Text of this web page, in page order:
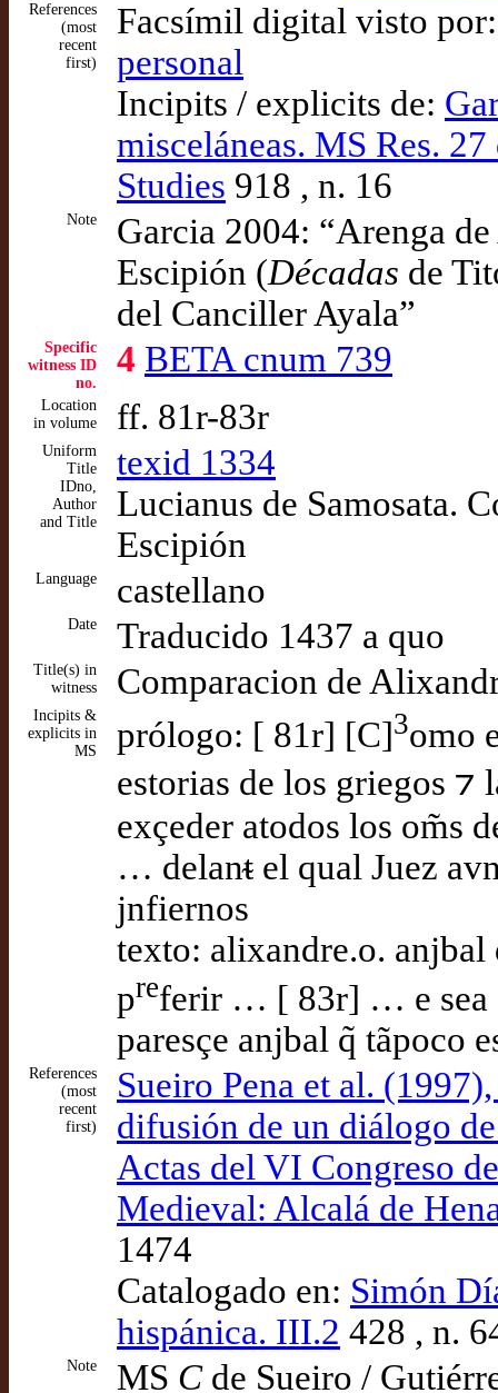
References
(most
recent
first)
Facsímil digital visto
personal
Incipits / explicits de:
misceláneas. MS Res.
Studies 918 , n. 16
Note
Garcia 2004: “Arenga
Escipión (Décadas de
del Canciller Ayala”
Specific
witness ID
no.
4 BETA cnum 739
Location
in volume
ff. 81r-83r
Uniform
Title
IDno,
Author
and Title
texid 1334
Lucianus de Samosata.
Escipión
Language castellano
Date Traducido 1437 a quo
Title(s) in
witness
Comparacion de
Incipits &
explicits in
MS
prólogo: [ 81r] [C]3omo
estorias de los griegos ⁊
exçeder atodos los om̃s
… delanᵵ el qual Juez
jnfiernos
texto: alixandre.o. anjbal
preferir … [ 83r] … e sea
paresçe anjbal q̃ tãpoco
References
(most
recent
first)
Sueiro Pena et al.
difusión de un diálogo
Actas del VI Congreso
Medieval: Alcalá de
1474
Catalogado en: Simón
hispánica. III.2 428 , n.
Note MS Cde Sueiro /